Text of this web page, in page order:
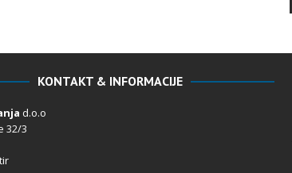
KONTAKT & INFORMACIJE
d.o.o
32/3